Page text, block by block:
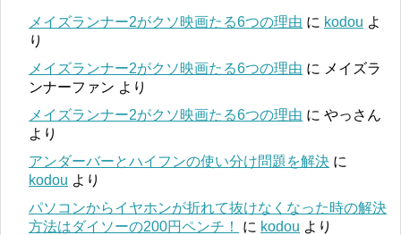
メイズランナー2がクソ映画たる6つの理由 に kodou よ
り
メイズランナー2がクソ映画たる6つの理由 に メイズラ
ンナーファン より
メイズランナー2がクソ映画たる6つの理由 に やっさん
より
アンダーバーとハイフンの使い分け問題を解決 に
kodou より
パソコンからイヤホンが折れて抜けなくなった時の解決
方法はダイソーの200円ペンチ！
に kodou より